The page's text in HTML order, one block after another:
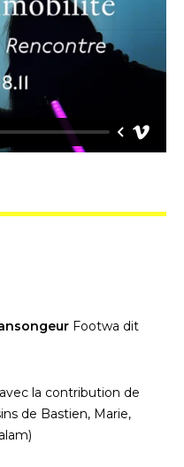
Footwa dit
la contribution de
de Bastien, Marie,